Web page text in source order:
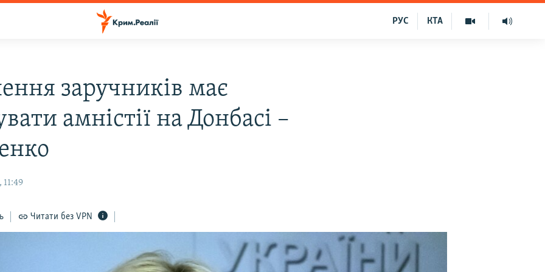
КТА
РУС
заручників має
амністії на Донбасі –
11:49
Читати без VPN